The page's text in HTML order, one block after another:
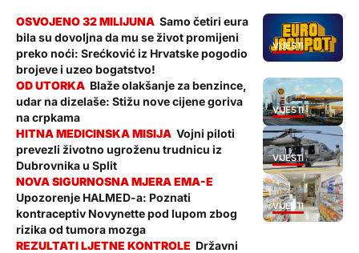
VIJESTI
Samo četiri eura
bila su dovoljna da mu se život promijeni
preko noći: Srećković iz Hrvatske pogodio
brojeve i uzeo bogatstvo!
VIJESTI
Blaže olakšanje za benzince,
udar na dizelaše: Stižu nove cijene goriva
na crpkama
VIJESTI
Vojni piloti
prevezli životno ugroženu trudnicu iz
Dubrovnika u Split
VIJESTI
Upozorenje HALMED-a: Poznati
kontraceptiv Novynette pod lupom zbog
rizika od tumora mozga
Državni